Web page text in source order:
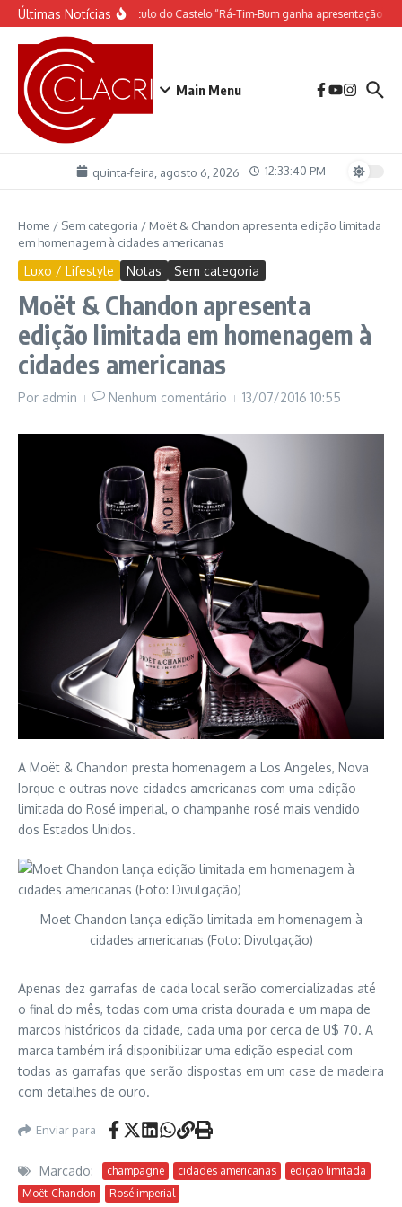
Ir para o conteúdo
Últimas NotíciasO espetáculo do Castelo “Rá-Tim-Bum ganha apresentação de
Main Menu
quinta-feira, agosto 6, 2026 12:33:40 PM
Home / Sem categoria / Moët & Chandon apresenta edição limitada
em homenagem à cidades americanas
Luxo / Lifestyle Notas Sem categoria
Moët & Chandon apresenta
edição limitada em homenagem à
cidades americanas
Por admin Nenhum comentário 13/07/2016 10:55
A Moët & Chandon presta homenagem a Los Angeles, Nova
Iorque e outras nove cidades americanas com uma edição
limitada do Rosé imperial, o champanhe rosé mais vendido
dos Estados Unidos.
Moet Chandon lança edição limitada em homenagem à
cidades americanas (Foto: Divulgação)
Apenas dez garrafas de cada local serão comercializadas até
o final do mês, todas com uma crista dourada e um mapa de
marcos históricos da cidade, cada uma por cerca de U$ 70. A
marca também irá disponibilizar uma edição especial com
todas as garrafas que serão dispostas em um case de madeira
com detalhes de ouro.
Enviar para
Marcado: champagne cidades americanas
edição limitada
Moët-Chandon
Rosé imperial